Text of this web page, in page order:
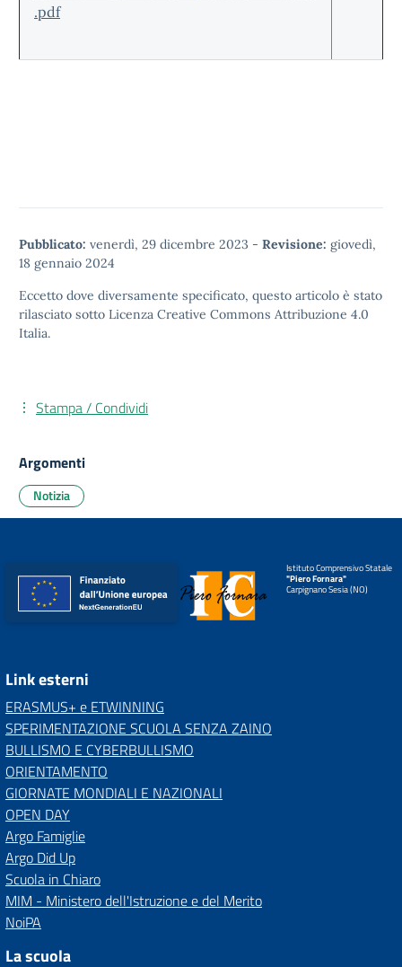
.pdf
Pubblicato: venerdì, 29 dicembre 2023 - Revisione: giovedì,
18 gennaio 2024
Eccetto dove diversamente specificato, questo articolo è stato
rilasciato sotto Licenza Creative Commons Attribuzione 4.0
Italia.
Stampa / Condividi
Argomenti
Notizia
Istituto Comprensivo Statale
"Piero Fornara"
Carpignano Sesia (NO)
Link esterni
ERASMUS+ e ETWINNING
SPERIMENTAZIONE SCUOLA SENZA ZAINO
BULLISMO E CYBERBULLISMO
ORIENTAMENTO
GIORNATE MONDIALI E NAZIONALI
OPEN DAY
Argo Famiglie
Argo Did Up
Scuola in Chiaro
MIM - Ministero dell'Istruzione e del Merito
NoiPA
La scuola